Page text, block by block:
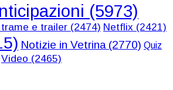
(5973)
e trailer (2474) Netflix (2421)
Notizie in Vetrina(2770) Quiz
Video (2465)